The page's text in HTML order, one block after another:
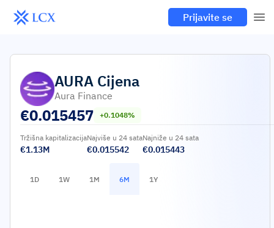
Prijavite se
AURA Cijena
Aura Finance
€0.015457 +0.1048%
Tržišna kapitalizacija
€1.13M
Najviše u 24 sata
€0.015542
Najniže u 24 sata
€0.015443
1D 1W 1M 6M 1Y